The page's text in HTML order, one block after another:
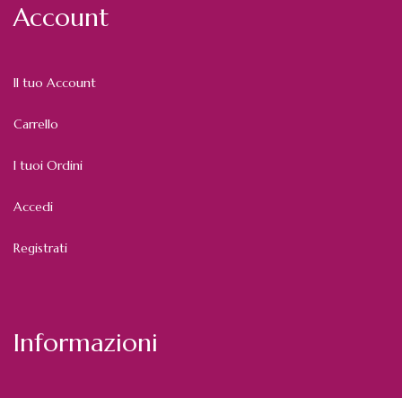
Account
Il tuo Account
Carrello
I tuoi Ordini
Accedi
Registrati
Informazioni